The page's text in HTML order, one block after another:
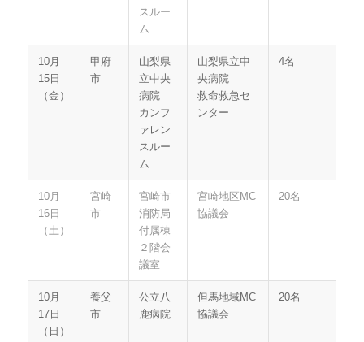
スルー
ム
10月
15日
（金）
甲府
市
山梨県
立中央
病院
カンフ
ァレン
スルー
ム
山梨県立中
央病院
救命救急セ
ンター
4名
10月
16日
（土）
宮崎
市
宮崎市
消防局
付属棟
２階会
議室
宮崎地区MC
協議会
20名
10月
17日
（日）
養父
市
公立八
鹿病院
但馬地域MC
協議会
20名